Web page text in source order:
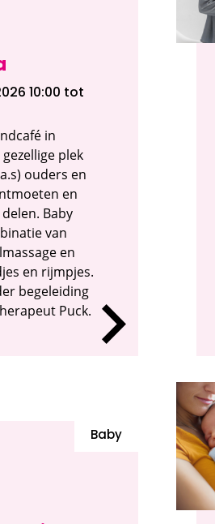
10:00 tot
in
plek
ouders en
en
Baby
van
en
en rijmpjes.
begeleiding
Puck.
Baby